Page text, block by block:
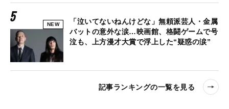
NEW
「泣いてないねんけどな」無頼派芸人・金属
バットの意外な涙…映画館、格闘ゲームで号
泣も、上方漫才大賞で浮上した“疑惑の涙”
記事ランキングの一覧を見る